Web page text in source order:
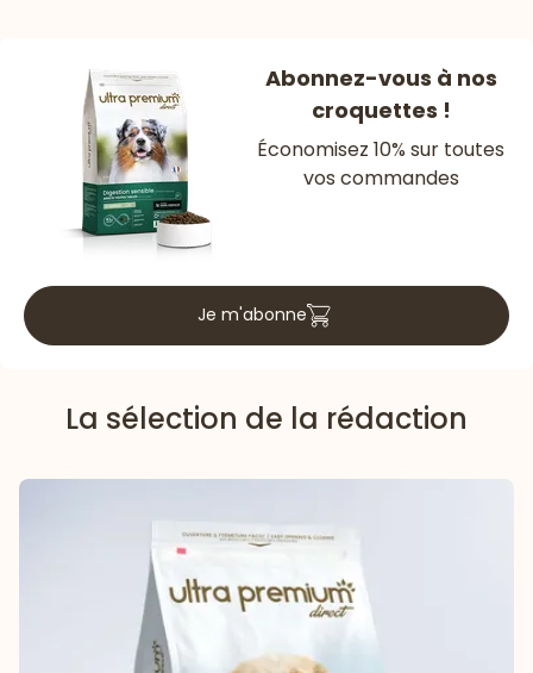
Abonnez-vous à nos
croquettes !
Économisez 10% sur toutes
vos commandes
Je m'abonne
La sélection de la rédaction